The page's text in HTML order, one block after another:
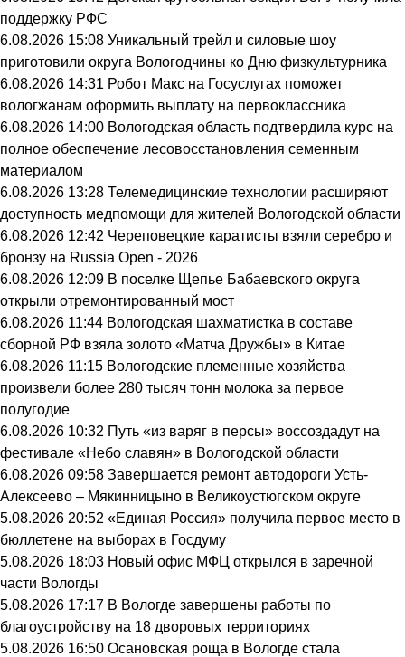
поддержку РФС
6.08.2026 15:08 Уникальный трейл и силовые шоу
приготовили округа Вологодчины ко Дню физкультурника
6.08.2026 14:31 Робот Макс на Госуслугах поможет
вологжанам оформить выплату на первоклассника
6.08.2026 14:00 Вологодская область подтвердила курс на
полное обеспечение лесовосстановления семенным
материалом
6.08.2026 13:28 Телемедицинские технологии расширяют
доступность медпомощи для жителей Вологодской области
6.08.2026 12:42 Череповецкие каратисты взяли серебро и
бронзу на Russia Open - 2026
6.08.2026 12:09 В поселке Щепье Бабаевского округа
открыли отремонтированный мост
6.08.2026 11:44 Вологодская шахматистка в составе
сборной РФ взяла золото «Матча Дружбы» в Китае
6.08.2026 11:15 Вологодские племенные хозяйства
произвели более 280 тысяч тонн молока за первое
полугодие
6.08.2026 10:32 Путь «из варяг в персы» воссоздадут на
фестивале «Небо славян» в Вологодской области
6.08.2026 09:58 Завершается ремонт автодороги Усть-
Алексеево – Мякинницыно в Великоустюгском округе
5.08.2026 20:52 «Единая Россия» получила первое место в
бюллетене на выборах в Госдуму
5.08.2026 18:03 Новый офис МФЦ открылся в заречной
части Вологды
5.08.2026 17:17 В Вологде завершены работы по
благоустройству на 18 дворовых территориях
5.08.2026 16:50 Осановская роща в Вологде стала